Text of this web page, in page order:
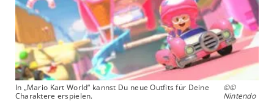
In „Mario Kart World“ kannst Du neue Outfits für Deine
Charaktere erspielen.
©©
Nintendo